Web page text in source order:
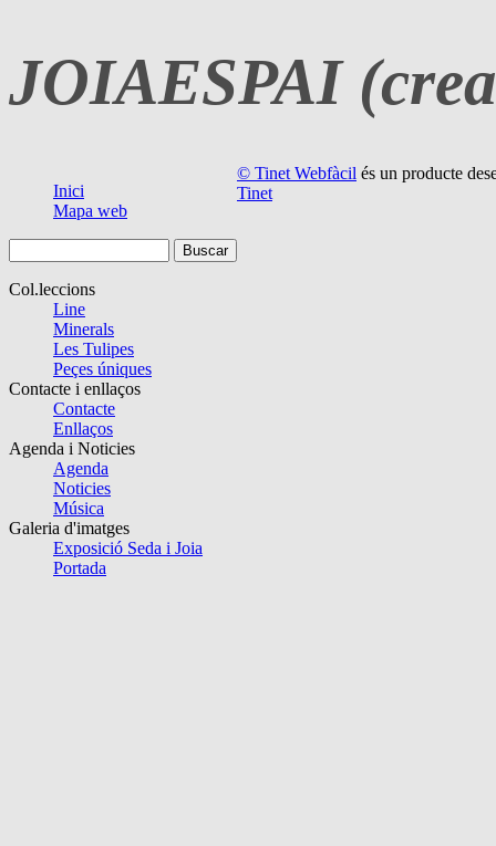
JOIAESPAI
Inici
Mapa web
Col.leccions
Line
Minerals
Les Tulipes
Peçes úniques
Contacte i enllaços
Contacte
Enllaços
Agenda i Noticies
Agenda
Noticies
Música
Galeria d'imatges
Exposició Seda i Joia
Portada
© Tinet Webfàcil és un producte
Tinet